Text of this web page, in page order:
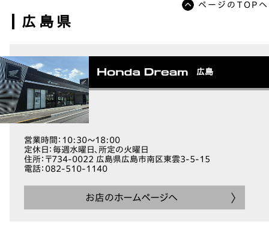
ページのTOPへ
広島県
広島
営業時間 ：10:30～18:00
定休日 ：毎週水曜日、所定の火曜日
住所：〒734-0022 広島県広島市南区東雲3-5-15
電話：082-510-1140
お店のホームページへ